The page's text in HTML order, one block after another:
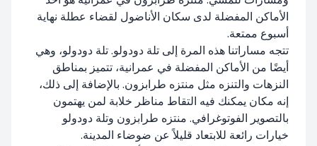
الأماكن المفضلة لدى سكان الأناضول لقضاء عطلة نهاية
أسبوع ممتعة.
تتجه مساراتنا هذه المرة إلى تلة دودولو. تلة دودولو، وهي
أيضًا من الأماكن المفضلة في عمرانية، تتميز بمناطق
النزهات والتنزه مثل منتزه طرابزون. بالإضافة إلى ذلك،
إنه مكان يمكنك فيه التقاط مناظر خلابة لمن يهتمون
بالتصوير الفوتوغرافي. منتزه طرابزون وتلة دودولو
خيارات رائعة للابتعاد قليلاً عن ضوضاء المدينة.